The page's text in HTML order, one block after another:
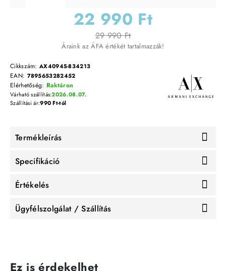
22 990 Ft
29 990 Ft
Áraink az ÁFA értékét tartalmazzák!
Cikkszám: AX4094S-834213
EAN: 7895653282452
Elérhetőség: Raktáron
Várható szállítás:2026.08.07.
Szállítási ár:990 Ft-tól
Termékleírás
Specifikáció
Értékelés
Ügyfélszolgálat / Szállítás
Ez is érdekelhet